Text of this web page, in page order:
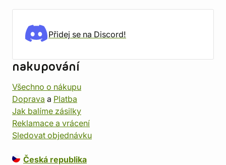
Přidej se na Discord!
nakupování
Všechno o nákupu
Doprava a Platba
Jak balíme zásilky
Reklamace a vrácení
Sledovat objednávku
Česká republika